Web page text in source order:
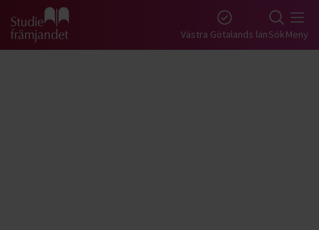
Gå till studiefrämjandets startsida Västra Götalands länSökMeny